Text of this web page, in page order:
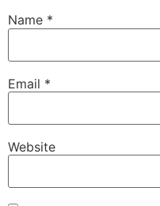
Name *
Email *
Website